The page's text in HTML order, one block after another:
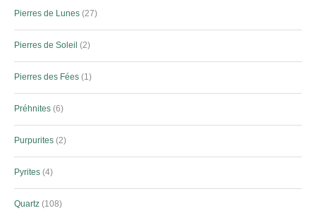
Pierres de Lunes 27
Pierres de Soleil 2
Pierres des Fées 1
Préhnites 6
Purpurites 2
Pyrites 4
Quartz 108